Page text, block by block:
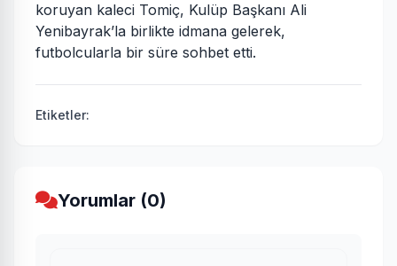
koruyan kaleci Tomiç, Kulüp Başkanı Ali
Yenibayrak’la birlikte idmana gelerek,
futbolcularla bir süre sohbet etti.
Etiketler:
Yorumlar (0)